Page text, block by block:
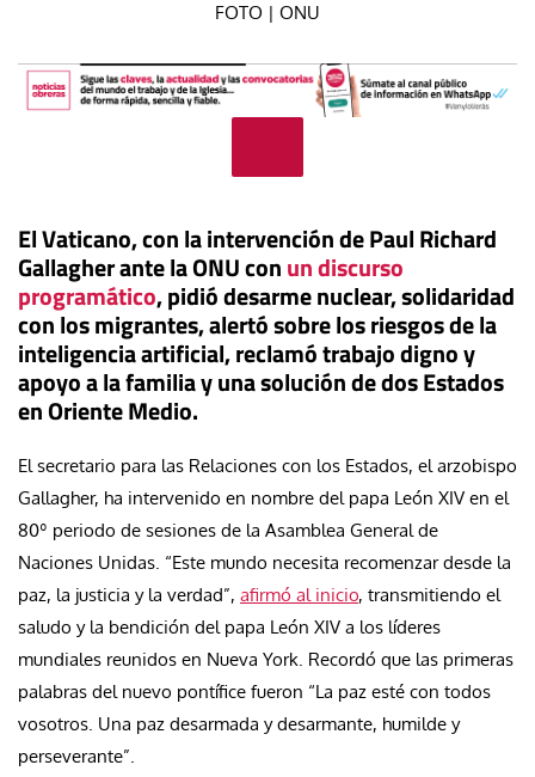
FOTO | ONU
El Vaticano, con la intervención de Paul Richard
Gallagher ante la ONU conun discurso
programático, pidió desarme nuclear, solidaridad
con los migrantes, alertó sobre los riesgos de la
inteligencia artificial, reclamó trabajo digno y
apoyo a la familia y una solución de dos Estados
en Oriente Medio.
El secretario para las Relaciones con los Estados, el arzobispo
Gallagher, ha intervenido en nombre del papa León XIV en el
80º periodo de sesiones de la Asamblea General de
Naciones Unidas. “Este mundo necesita recomenzar desde la
paz, la justicia y la verdad”, afirmó al inicio, transmitiendo el
saludo y la bendición del papa León XIV a los líderes
mundiales reunidos en Nueva York. Recordó que las primeras
palabras del nuevo pontífice fueron “La paz esté con todos
vosotros. Una paz desarmada y desarmante, humilde y
perseverante”.